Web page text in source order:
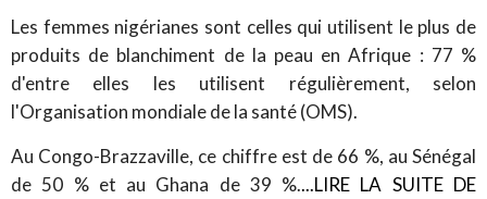
Les femmes nigérianes sont celles qui utilisent le plus de
produits de blanchiment de la peau en Afrique : 77 %
d'entre elles les utilisent régulièrement, selon
l'Organisation mondiale de la santé (OMS).
Au Congo-Brazzaville, ce chiffre est de 66 %, au Sénégal
de 50 % et au Ghana de 39 %....LIRE LA SUITE DE